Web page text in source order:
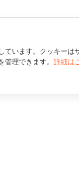
います。クッキーは
理できます。 詳細は